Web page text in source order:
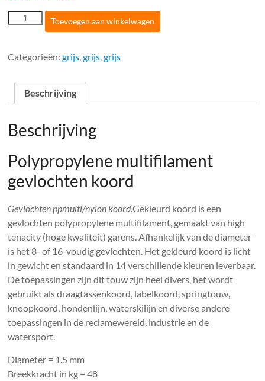
1.5MM
Grijs
rol
aantal
Toevoegen aan winkelwagen
Categorieën:grijs,grijs,grijs
Beschrijving
Beschrijving
Polypropylene multifilament
gevlochten koord
Gevlochten ppmulti/nylon koord.Gekleurd koord is een
gevlochten polypropylene multifilament, gemaakt van high
tenacity (hoge kwaliteit) garens. Afhankelijk van de diameter
is het 8- of 16-voudig gevlochten. Het gekleurd koord is licht
in gewicht en standaard in 14 verschillende kleuren leverbaar.
De toepassingen zijn dit touw zijn heel divers, het wordt
gebruikt als draagtassenkoord, labelkoord, springtouw,
knoopkoord, hondenlijn, waterskilijn en diverse andere
toepassingen in de reclamewereld, industrie en de
watersport.
Diameter = 1.5 mm
Breekkracht in kg = 48